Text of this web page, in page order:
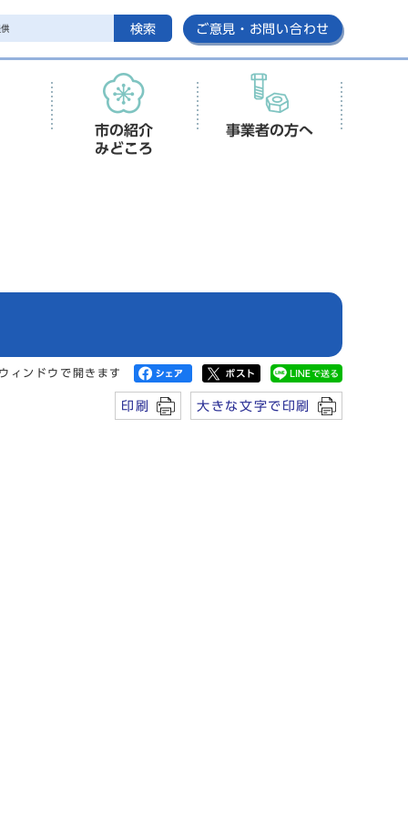
検索 ご意見・お問い合わせ
市の紹介
みどころ
事業者の方へ
ィンドウで開きます
印刷 大きな文字で印刷